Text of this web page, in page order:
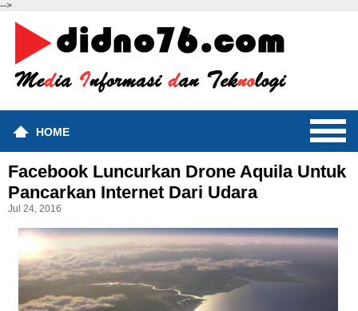
-->
HOME
Facebook Luncurkan Drone Aquila Untuk
Pancarkan Internet Dari Udara
Jul 24, 2016